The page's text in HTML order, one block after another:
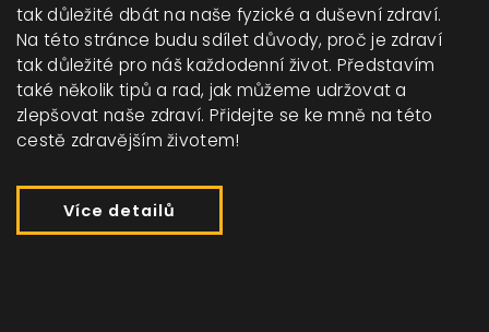
tak důležité dbát na naše fyzické a duševní zdraví.
Na této stránce budu sdílet důvody, proč je zdraví
tak důležité pro náš každodenní život. Představím
také několik tipů a rad, jak můžeme udržovat a
zlepšovat naše zdraví. Přidejte se ke mně na této
cestě zdravějším životem!
Více detailů